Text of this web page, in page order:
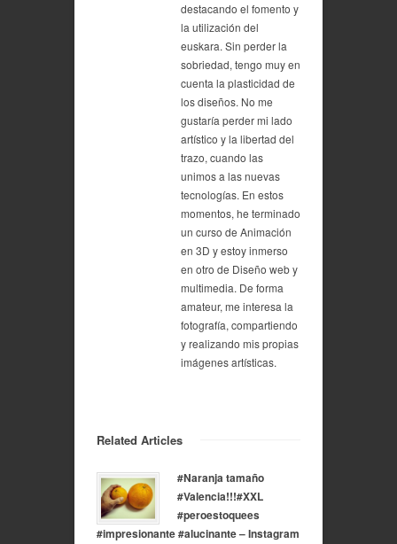
destacando el fomento y
la utilización del
euskara. Sin perder la
sobriedad, tengo muy en
cuenta la plasticidad de
los diseños. No me
gustaría perder mi lado
artístico y la libertad del
trazo, cuando las
unimos a las nuevas
tecnologías. En estos
momentos, he terminado
un curso de Animación
en 3D y estoy inmerso
en otro de Diseño web y
multimedia. De forma
amateur, me interesa la
fotografía, compartiendo
y realizando mis propias
imágenes artísticas.
Related Articles
#Naranja tamaño
#Valencia!!!#XXL
#peroestoquees
#impresionante #alucinante – Instagram